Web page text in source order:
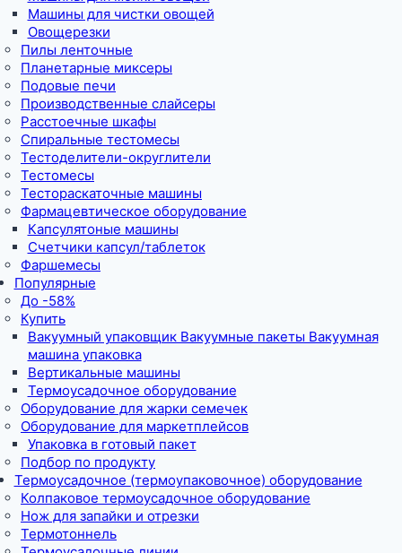
Машины для чистки овощей
Овощерезки
Пилы ленточные
Планетарные миксеры
Подовые печи
Производственные слайсеры
Расстоечные шкафы
Спиральные тестомесы
Тестоделители-округлители
Тестомесы
Тестораскаточные машины
Фармацевтическое оборудование
Капсулятоные машины
Счетчики капсул/таблеток
Фаршемесы
Популярные
До -58%
Купить
Вакуумный упаковщик Вакуумные пакеты Вакуумная
машина упаковка
Вертикальные машины
Термоусадочное оборудование
Оборудование для жарки семечек
Оборудование для маркетплейсов
Упаковка в готовый пакет
Подбор по продукту
Термоусадочное (термоупаковочное) оборудование
Колпаковое термоусадочное оборудование
Нож для запайки и отрезки
Термотоннель